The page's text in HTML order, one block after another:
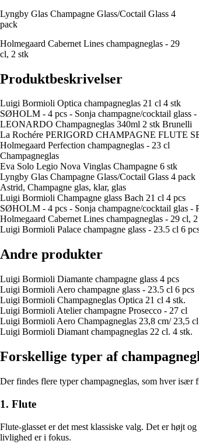
Lyngby Glas Champagne Glass/Coctail Glass 4
pack
Holmegaard Cabernet Lines champagneglas - 29
cl, 2 stk
Produktbeskrivelser
Luigi Bormioli Optica champagneglas 21 cl 4 stk
SØHOLM - 4 pcs - Sonja champagne/cocktail glass -
LEONARDO Champagneglas 340ml 2 stk Brunelli
La Rochére PERIGORD CHAMPAGNE FLUTE
Holmegaard Perfection champagneglas - 23 cl
Champagneglas
Eva Solo Legio Nova Vinglas Champagne 6 stk
Lyngby Glas Champagne Glass/Coctail Glass 4 pack
Astrid, Champagne glas, klar, glas
Luigi Bormioli Champagne glass Bach 21 cl 4 pcs
SØHOLM - 4 pcs - Sonja champagne/cocktail glas -
Holmegaard Cabernet Lines champagneglas - 29 cl,
Luigi Bormioli Palace champagne glass - 23.5 cl 6
Andre produkter
Luigi Bormioli Diamante champagne glass 4 pcs
Luigi Bormioli Aero champagne glass - 23.5 cl 6 pcs
Luigi Bormioli Champagneglas Optica 21 cl 4 stk.
Luigi Bormioli Atelier champagne Prosecco - 27 cl
Luigi Bormioli Aero Champagneglas 23,8 cm/ 23,5
Luigi Bormioli Diamant champagneglas 22 cl. 4 stk.
Forskellige typer af
Der findes flere typer champagneglas, som hver
1. Flute
Flute-glasset er det mest klassiske valg. Det er højt
livlighed er i fokus.